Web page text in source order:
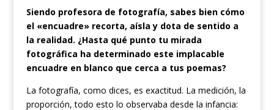
Siendo profesora de fotografía, sabes bien cómo
el «encuadre» recorta, aísla y dota de sentido a
la realidad. ¿Hasta qué punto tu mirada
fotográfica ha determinado este implacable
encuadre en blanco que cerca a tus poemas?
La fotografía, como dices, es exactitud. La medición, la
proporción, todo esto lo observaba desde la infancia: